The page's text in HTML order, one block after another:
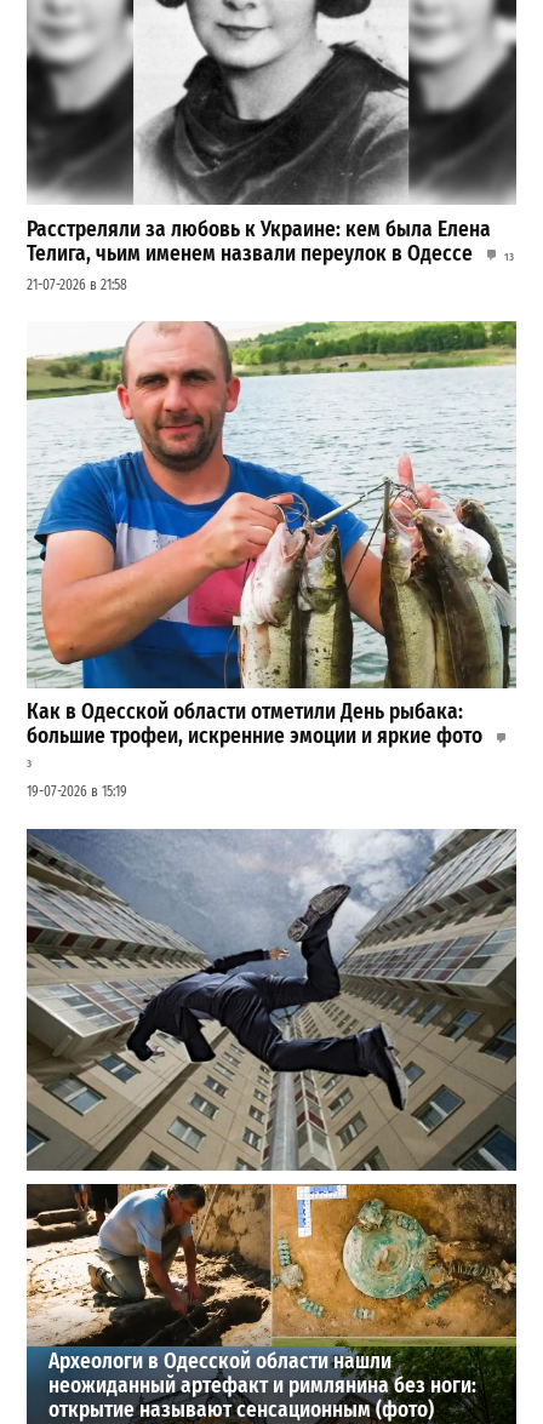
Расстреляли за любовь к Украине: кем была Елена
Телига, чьим именем назвали переулок в Одессе
13
21-07-2026 в 21:58
Как в Одесской области отметили День рыбака:
большие трофеи, искренние эмоции и яркие фото
3
19-07-2026 в 15:19
В одесском жилмассиве Радужном погиб 26-летний
мужчина: что известно
27-07-2026 в 13:47
ВИБОР РЕДАКЦИИ
Археологи в Одесской области нашли
неожиданный артефакт и римлянина без ноги:
открытие называют сенсационным (фото)